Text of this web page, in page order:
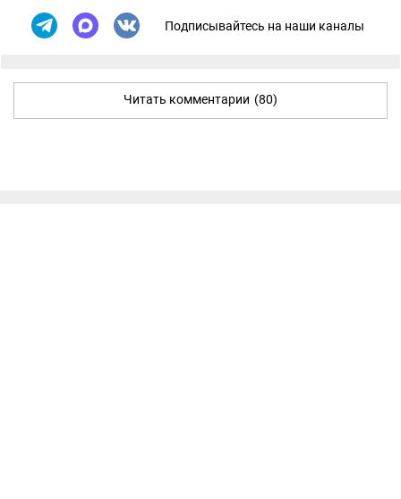
Подписывайтесь на наши каналы
Читать комментарии (80)